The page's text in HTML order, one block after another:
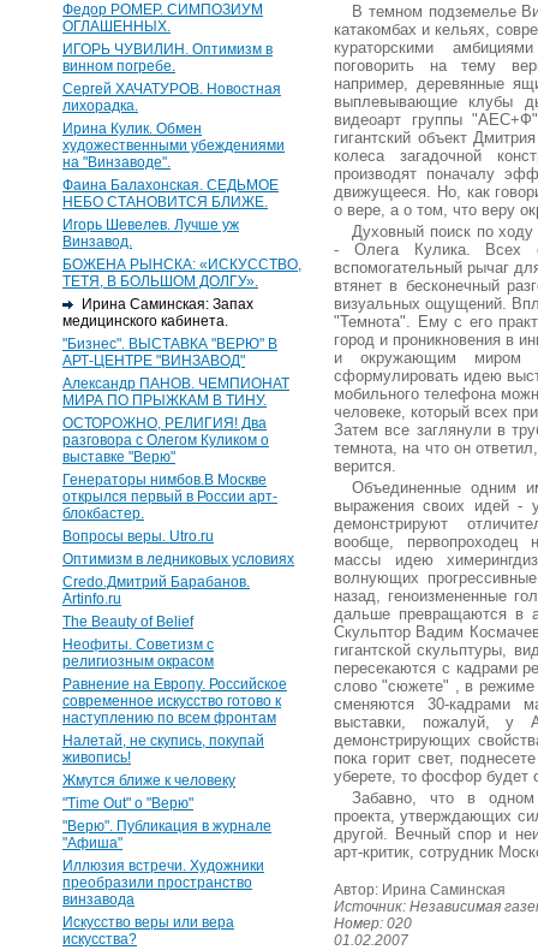
Федор РОМЕР. СИМПОЗИУМ
ОГЛАШЕННЫХ.
ИГОРЬ ЧУВИЛИН. Оптимизм в
винном погребе.
Сергей ХАЧАТУРОВ. Новостная
лихорадка.
Ирина Кулик. Обмен
художественными убеждениями
на "Винзаводе".
Фаина Балахонская. СЕДЬМОЕ
НЕБО СТАНОВИТСЯ БЛИЖЕ.
Игорь Шевелев. Лучше уж
Винзавод.
БОЖЕНА РЫНСКА: «ИСКУССТВО,
ТЕТЯ, В БОЛЬШОМ ДОЛГУ».
Ирина Саминская: Запах
медицинского кабинета.
"Бизнес". ВЫСТАВКА "ВЕРЮ" В
АРТ-ЦЕНТРЕ "ВИНЗАВОД"
Александр ПАНОВ. ЧЕМПИОНАТ
МИРА ПО ПРЫЖКАМ В ТИНУ.
ОСТОРОЖНО, РЕЛИГИЯ! Два
разговора с Олегом Куликом о
выставке "Верю"
Генераторы нимбов.В Москве
открылся первый в России арт-
блокбастер.
Вопросы веры. Utro.ru
Оптимизм в ледниковых условиях
Credo.Дмитрий Барабанов.
Artinfo.ru
The Beauty of Belief
Неофиты. Советизм с
религиозным окрасом
Равнение на Европу. Российское
современное искусство готово к
наступлению по всем фронтам
Налетай, не скупись, покупай
живопись!
Жмутся ближе к человеку
"Time Out" о "Верю"
"Верю". Публикация в журнале
"Афиша"
Иллюзия встречи. Художники
преобразили пространство
винзавода
Искусство веры или вера
искусства?
В темном подземелье
катакомбах и кельях,
кураторскими
поговорить на тему
например, деревянные
выплевывающие клубы
видеоарт группы
гигантский объект
колеса загадочной
производят поначалу
движущееся. Но, как
о вере, а о том, что веру
Духовный поиск по ходу
- Олега Кулика. Всех
вспомогательный рычаг
втянет в бесконечный
визуальных ощущений.
"Темнота". Ему с его
город и проникновения в
и окружающим миром
сформулировать идею
мобильного телефона
человеке, который всех
Затем все заглянули в
темнота, на что он
верится.
Объединенные одним
выражения своих идей -
демонстрируют
вообще, первопроходец
массы идею
волнующих
назад, геноизмененные
дальше превращаются в
Скульптор Вадим
гигантской скульптуры,
пересекаются с кадрами
слово "сюжете" , в режиме
сменяются 30-кадрами
выставки, пожалуй,
демонстрирующих
пока горит свет,
уберете, то фосфор будет
Забавно, что в одном
проекта, утверждающих
другой. Вечный спор и
арт-критик, сотрудник
Автор: Ирина Саминская
Источник: Независимая
Номер: 020
01.02.2007